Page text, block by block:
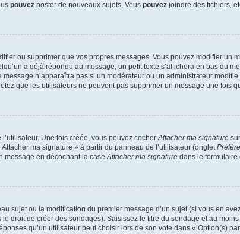
pouvez poster de nouveaux sujets, Vous pouvez joindre des fichiers,
ou supprimer que vos propres messages. Vous pouvez modifier
a déjà répondu au message, un petit texte s’affichera en bas du
n’apparaîtra pas si un modérateur ou un administrateur
que les utilisateurs ne peuvent pas supprimer un message une fois
Une fois créée, vous pouvez cocherAttacher ma signature
ma signature » à partir du panneau de l’utilisateur (onglet
message en décochant la caseAttacher ma signature dans le formulaire
sujet ou la modification du premier message d’un sujet (si vous en
droit de créer des sondages). Saisissez le titre du sondage et au
qu’un utilisateur peut choisir lors de son vote dans « Option(s)